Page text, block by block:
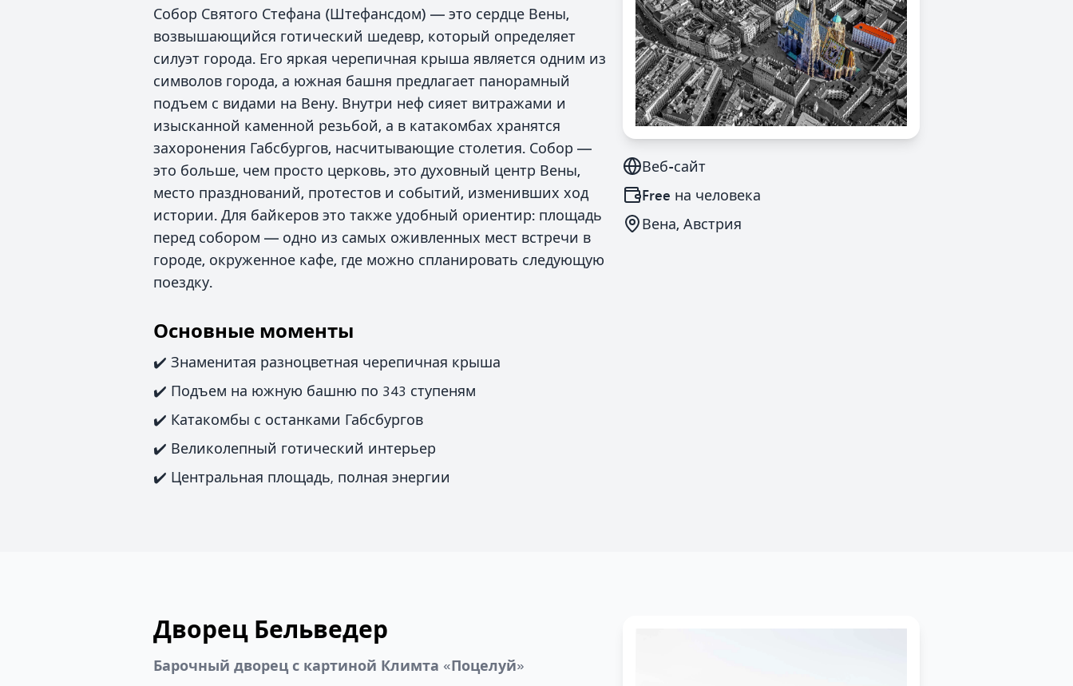
Собор Святого Стефана (Штефансдом) — это сердце Вены,
возвышающийся готический шедевр, который определяет
силуэт города. Его яркая черепичная крыша является одним из
символов города, а южная башня предлагает панорамный
подъем с видами на Вену. Внутри неф сияет витражами и
изысканной каменной резьбой, а в катакомбах хранятся
захоронения Габсбургов, насчитывающие столетия. Собор —
это больше, чем просто церковь, это духовный центр Вены,
место празднований, протестов и событий, изменивших ход
истории. Для байкеров это также удобный ориентир: площадь
перед собором — одно из самых оживленных мест встречи в
городе, окруженное кафе, где можно спланировать следующую
поездку.
Основные моменты
✔️ Знаменитая разноцветная черепичная крыша
✔️ Подъем на южную башню по 343 ступеням
✔️ Катакомбы с останками Габсбургов
✔️ Великолепный готический интерьер
✔️ Центральная площадь, полная энергии
Веб-сайт
Free на человека
Вена, Австрия
Дворец Бельведер
Барочный дворец с картиной Климта «Поцелуй»